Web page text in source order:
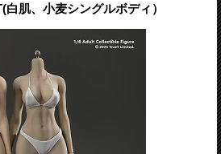
肌、小麦シングルボディ）